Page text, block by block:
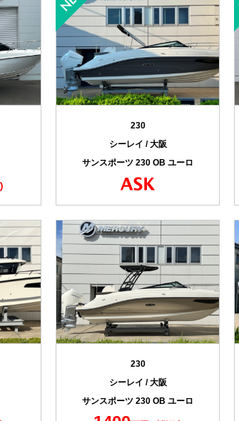
230
シーレイ / 大阪
サンスポーツ 230 OB ユーロ
230
シーレイ / 大阪
サンスポーツ 230 OB ユーロ